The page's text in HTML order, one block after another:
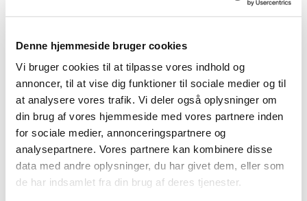
Denne hjemmeside bruger cookies
Vi bruger cookies til at tilpasse vores indhold og
annoncer, til at vise dig funktioner til sociale medier og til
at analysere vores trafik. Vi deler også oplysninger om
din brug af vores hjemmeside med vores partnere inden
for sociale medier, annonceringspartnere og
analysepartnere. Vores partnere kan kombinere disse
data med andre oplysninger, du har givet dem, eller som
de har indsamlet fra din brug af deres tjenester.
Lær at spille Wild Thing på
guitar med åbne akkorder